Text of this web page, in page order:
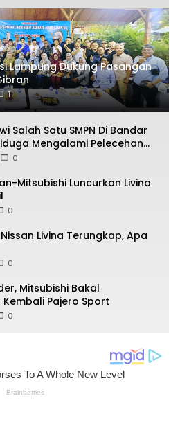
Lampung Dukung Pasangan
1
Salah Satu SMPN Di Bandar
Mengalami Pelecehan
Satpam
0
Mitsubishi Luncurkan Livina
0
Livina Terungkap, Apa
0
Mitsubishi Bakal
Pajero Sport
0